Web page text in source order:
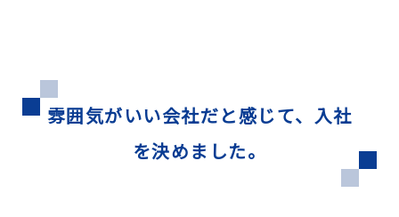
雰囲気がいい会社だと感じて、入社
を決めました。